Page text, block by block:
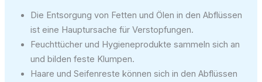
Die Entsorgung von Fetten und Ölen in den Abflüssen
ist eine Hauptursache für Verstopfungen.
Feuchttücher und Hygieneprodukte sammeln sich an
und bilden feste Klumpen.
Haare und Seifenreste können sich in den Abflüssen